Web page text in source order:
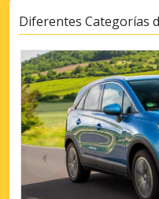
Diferentes Categorías